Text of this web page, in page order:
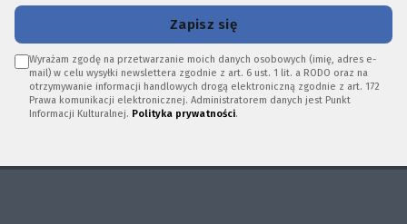
Zapisz się
Wyrażam zgodę na przetwarzanie moich danych osobowych (imię, adres e-
mail) w celu wysyłki newslettera zgodnie z art. 6 ust. 1 lit. a RODO oraz na
otrzymywanie informacji handlowych drogą elektroniczną zgodnie z art. 172
Prawa komunikacji elektronicznej. Administratorem danych jest Punkt
Informacji Kulturalnej. Polityka prywatności.